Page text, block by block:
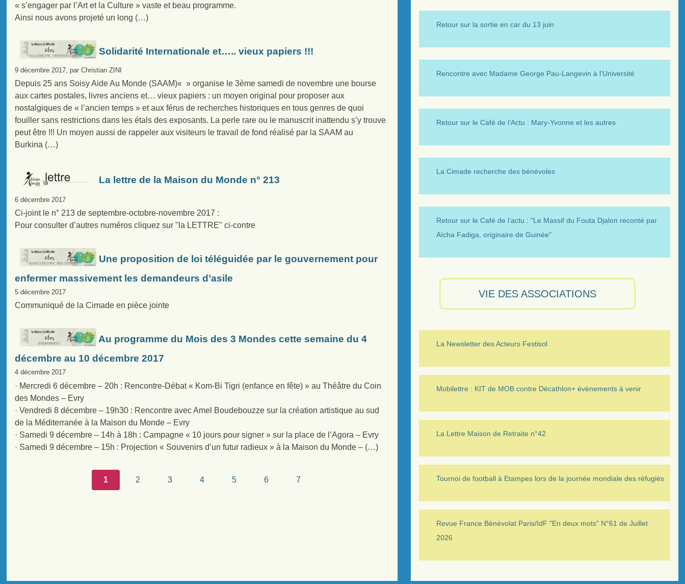
Retour sur la sortie en car du 13 juin
Rencontre avec Madame George Pau-Langevin à l’Université
Retour sur le Café de l’Actu : Mary-Yvonne et les autres
La Cimade recherche des bénévoles
Retour sur le Café de l’actu : "Le Massif du Fouta Djalon reconté par
Aïcha Fadiga, originaire de Guinée"
VIE DES ASSOCIATIONS
La Newsletter des Acteurs Festisol
Mobilettre : KIT de MOB contre Décathlon+ évènements à venir
La Lettre Maison de Retraite n°42
Tournoi de football à Etampes lors de la journée mondiale des réfugiés
Revue France Bénévolat Paris/IdF "En deux mots" N°61 de Juillet
2026
« s’engager par l’Art et la Culture » vaste et beau programme.
Ainsi nous avons projeté un long (…)
Solidarité Internationale et….. vieux papiers !!!
9 décembre 2017, par Christian ZINI
Depuis 25 ans Soisy Aide Au Monde (SAAM)« » organise le 3ème samedi de novembre une bourse
aux cartes postales, livres anciens et… vieux papiers : un moyen original pour proposer aux
nostalgiques de « l’ancien temps » et aux férus de recherches historiques en tous genres de quoi
fouiller sans restrictions dans les étals des exposants. La perle rare ou le manuscrit inattendu s’y trouve
peut être !!! Un moyen aussi de rappeler aux visiteurs le travail de fond réalisé par la SAAM au
Burkina (…)
La lettre de la Maison du Monde n° 213
6 décembre 2017
Ci-joint le n° 213 de septembre-octobre-novembre 2017 :
Pour consulter d’autres numéros cliquez sur "la LETTRE" ci-contre
Une proposition de loi téléguidée par le gouvernement pour
enfermer massivement les demandeurs d’asile
5 décembre 2017
Communiqué de la Cimade en pièce jointe
Au programme du Mois des 3 Mondes cette semaine du 4
décembre au 10 décembre 2017
4 décembre 2017
· Mercredi 6 décembre – 20h : Rencontre-Débat « Kom-Bi Tigri (enfance en fête) » au Théâtre du Coin
des Mondes – Evry
· Vendredi 8 décembre – 19h30 : Rencontre avec Amel Boudebouzze sur la création artistique au sud
de la Méditerranée à la Maison du Monde – Evry
· Samedi 9 décembre – 14h à 18h : Campagne « 10 jours pour signer » sur la place de l’Agora – Evry
· Samedi 9 décembre – 15h : Projection « Souvenirs d’un futur radieux » à la Maison du Monde – (…)
1 2 3 4 5 6 7